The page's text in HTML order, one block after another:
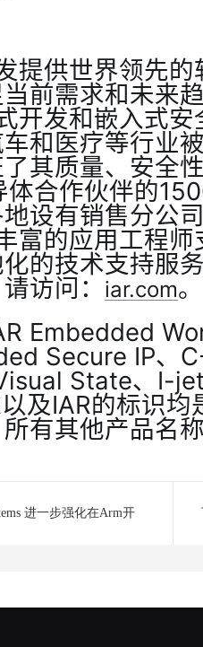
提供世界领先
前需求和未来
开发和嵌入式
和医疗等行业
其质量、安全
合作伙伴的
设有销售分公
富的应用工程
的技术支持服
访问： iar.com。
Embedded
Secure IP、
State、I-
及IAR的标识
有其他产品名
进一步强化在Arm开